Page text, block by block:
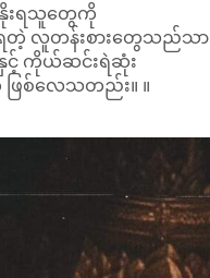
းရသူတွေကို
လူတန်းစားတွေသည်သာ
င့် ကိုယ်ဆင်းရဲဆုံး
ဖြစ်လေသတည်း။ ။